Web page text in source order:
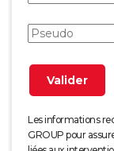
Les informations
GROUP pour